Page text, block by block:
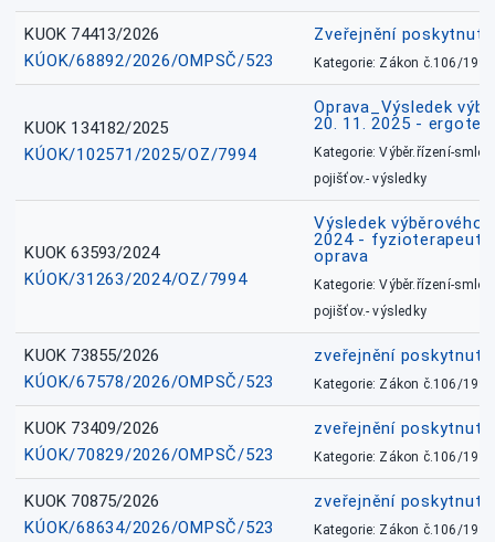
KUOK 74413/2026
KÚOK/68892/2026/OMPSČ/523
Zveřejnění
Kategorie: Zákon č.106/1999
KUOK 134182/2025
KÚOK/102571/2025/OZ/7994
Oprava_Výsledek
20. 11. 2025 -
Kategorie: Výběr.řízení-
pojišťov.- výsledky
KUOK 63593/2024
KÚOK/31263/2024/OZ/7994
Výsledek výběrového
2024 - fyzioterapeut,
oprava
Kategorie: Výběr.řízení-
pojišťov.- výsledky
KUOK 73855/2026
KÚOK/67578/2026/OMPSČ/523
zveřejnění
Kategorie: Zákon č.106/1999
KUOK 73409/2026
KÚOK/70829/2026/OMPSČ/523
zveřejnění
Kategorie: Zákon č.106/1999
KUOK 70875/2026
KÚOK/68634/2026/OMPSČ/523
zveřejnění
Kategorie: Zákon č.106/1999